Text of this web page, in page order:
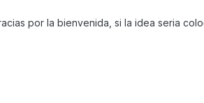
por la bienvenida, si la idea seria